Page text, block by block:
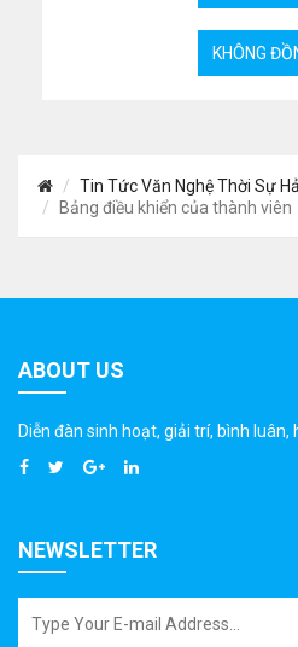
Tin Tức Văn Nghệ Thời Sự
Bảng điều khiển của thành viên
ABOUT US
Diễn đàn sinh hoạt, giải trí, bình luân,
NEWSLETTER